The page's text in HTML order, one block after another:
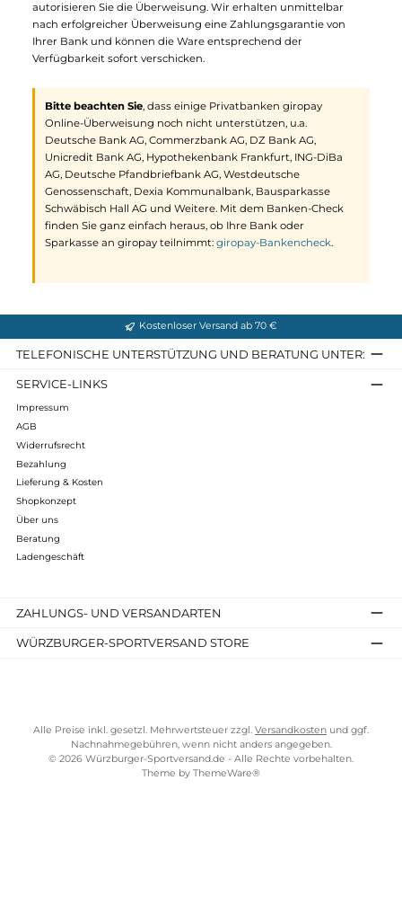
die Zahlung mit giropay lediglich ein Online-Banking-
bei einer teilnehmenden Bank oder Sparkasse. Dank der
Integration in Online-Bezahlsysteme wie PayPal verfügt
über ein großes Netz an Akzeptanzstellen. Mit giropay führen
Umgebung Ihres Kreditinstituts durch. Damit ist garantiert,
dass sensible Daten (PIN/TAN) nur zwischen Ihnen und der
Bank ausgetauscht werden. Kein Dritter hat Einblick in
persönliche Konto- und Umsatzinformationen.
So funktioniert giropay:Entscheiden Sie sich für die
mit giropay, werden Sie nach der Eingabe Ihrer Bankleitzahl
sicher zum Online-Banking Ihrer Bank oder Sparkasse geleitet.
enthält: Rechnungsbetrag, Verwendungszweck und
Bankverbindung des Händlers. Durch Eingabe einer TAN
autorisieren Sie die Überweisung. Wir erhalten unmittelbar
Ihrer Bank und können die Ware entsprechend der
Verfügbarkeit sofort verschicken.
Bitte beachten Sie
Online-Überweisung noch nicht unterstützen, u.a.
Deutsche Bank AG, Commerzbank AG, DZ Bank AG,
Unicredit Bank AG, Hypothekenbank Frankfurt, ING-DiBa
AG, Deutsche Pfandbriefbank AG, Westdeutsche
Genossenschaft, Dexia Kommunalbank, Bausparkasse
Sparkasse an giropay teilnimmt:
TELEFONISCHE UNTERSTÜTZUNG UND BERATUNG